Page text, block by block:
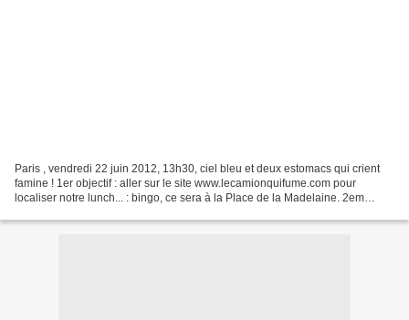
Paris , vendredi 22 juin 2012, 13h30, ciel bleu et deux estomacs qui crient
famine ! 1er objectif : aller sur le site www.lecamionquifume.com pour
localiser notre lunch... : bingo, ce sera à la Place de la Madelaine. 2em